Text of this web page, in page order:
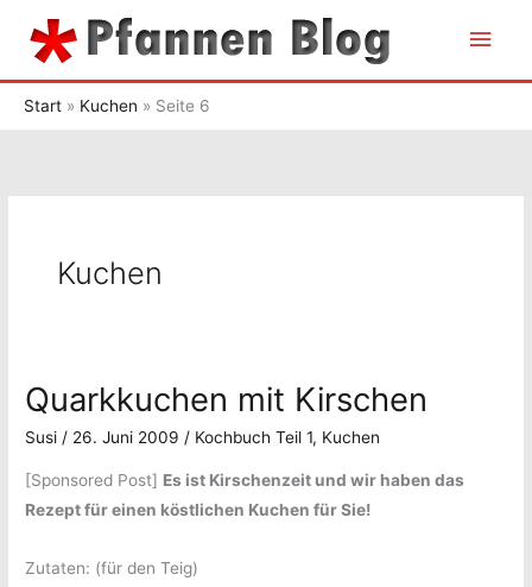
Inhalt
Start Kuchen Seite 6
Kuchen
Quarkkuchen mit Kirschen
Susi / 26. Juni 2009 / Kochbuch Teil 1, Kuchen
[Sponsored Post] Es ist Kirschenzeit und wir haben das
Rezept für einen köstlichen Kuchen für Sie!
Zutaten: (für den Teig)